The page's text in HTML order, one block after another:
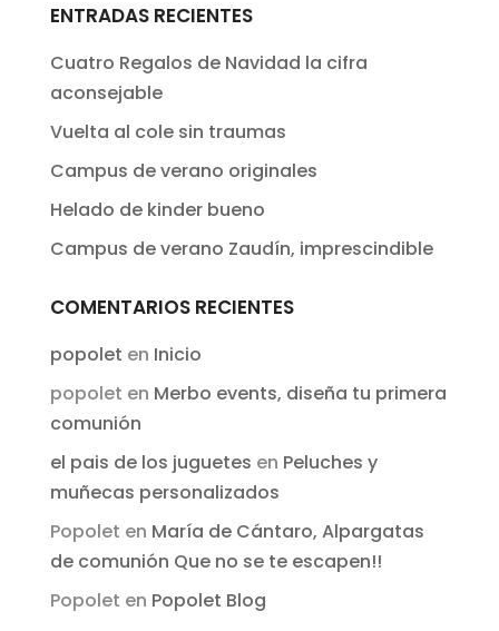
ENTRADAS RECIENTES
Cuatro Regalos de Navidad la cifra
aconsejable
Vuelta al cole sin traumas
Campus de verano originales
Helado de kinder bueno
Campus de verano Zaudín, imprescindible
COMENTARIOS RECIENTES
popolet en Inicio
popolet en Merbo events, diseña tu primera
comunión
el pais de los juguetes en Peluches y
muñecas personalizados
Popolet en María de Cántaro, Alpargatas
de comunión Que no se te escapen!!
Popolet en Popolet Blog